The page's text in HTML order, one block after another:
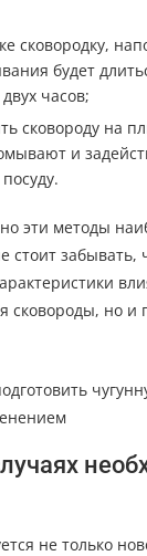
сковородку,
будет
часов;
сковороду на
и
эти методы
забывать,
сковороды, но и
не только